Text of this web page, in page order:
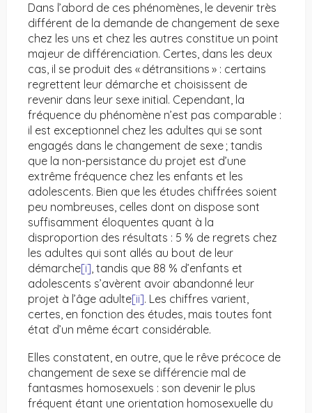
Dans l’abord de ces phénomènes, le devenir très
différent de la demande de changement de sexe
chez les uns et chez les autres constitue un point
majeur de différenciation. Certes, dans les deux
cas, il se produit des « détransitions » : certains
regrettent leur démarche et choisissent de
revenir dans leur sexe initial. Cependant, la
fréquence du phénomène n’est pas comparable :
il est exceptionnel chez les adultes qui se sont
engagés dans le changement de sexe ; tandis
que la non-persistance du projet est d’une
extrême fréquence chez les enfants et les
adolescents. Bien que les études chiffrées soient
peu nombreuses, celles dont on dispose sont
suffisamment éloquentes quant à la
disproportion des résultats : 5 % de regrets chez
les adultes qui sont allés au bout de leur
démarche[i], tandis que 88 % d’enfants et
adolescents s’avèrent avoir abandonné leur
projet à l’âge adulte[ii]. Les chiffres varient,
certes, en fonction des études, mais toutes font
état d’un même écart considérable.
Elles constatent, en outre, que le rêve précoce de
changement de sexe se différencie mal de
fantasmes homosexuels : son devenir le plus
fréquent étant une orientation homosexuelle du